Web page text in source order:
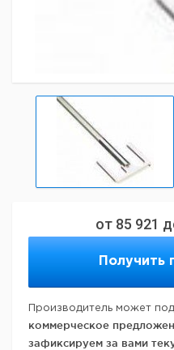
от 85 921
Получить
Производитель может
коммерческое
зафиксируем за вами